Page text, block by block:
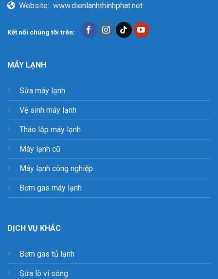
Website: www.dienlanhthinhphat.net
Kết nối chúng tôi trên:
MÁY LẠNH
Sửa máy lạnh
Vệ sinh máy lạnh
Tháo lắp máy lạnh
Máy lạnh cũ
Máy lạnh công nghiệp
Bơm gas máy lạnh
DỊCH VỤ KHÁC
Bơm gas tủ lạnh
Sửa lò vi sóng